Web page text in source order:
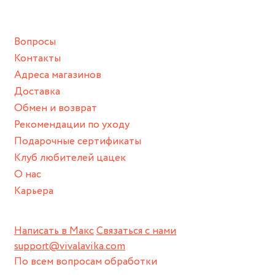
спортивный инвентарь).
Храните изделие в сухом месте.
Для надежного хранения мы доставляем все изделия в
нашей фирменной коробке или упаковке бренда.
Пожалуйста, используйте эту упаковку для хранения,
пока не носите украшение на себе.
Написать в МаксСвязаться с нами
support@vivalavika.com
По всем вопросам обработки
Вопросы
Контакты
Адреса магазинов
Доставка
Обмен и возврат
Рекомендации по уходу
Подарочные сертификаты
Клуб любителей цацек
О нас
Карьера